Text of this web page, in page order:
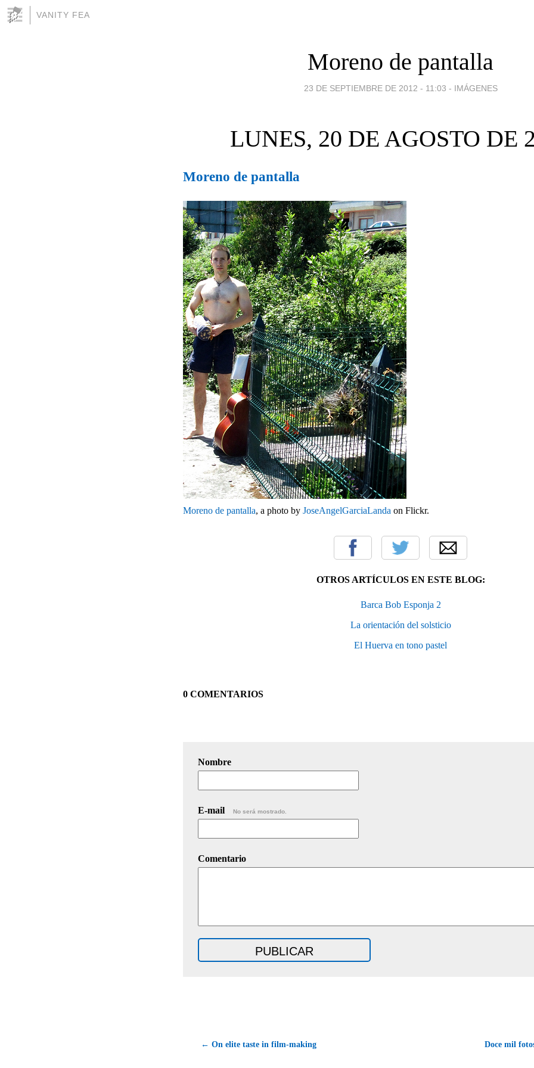
VANITY FEA
Moreno de pantalla
23 DE SEPTIEMBRE DE 2012 - 11:03 - IMÁGENES
LUNES, 20 DE AGOSTO DE
Moreno de pantalla
Moreno de pantalla, a photo by JoseAngelGarciaLanda on Flickr.
OTROS ARTÍCULOS EN ESTE BLOG:
Barca Bob Esponja 2
La orientación del solsticio
El Huerva en tono pastel
0 COMENTARIOS
Nombre
E-mail No será mostrado.
Comentario
← On elite taste in film-making Doce mil